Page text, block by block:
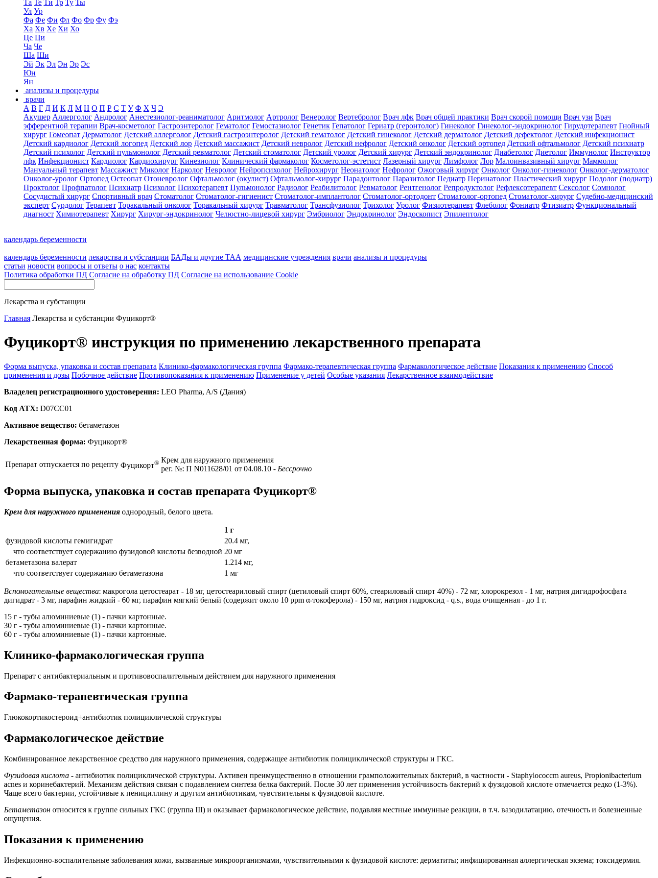
Та Те Ти Тр Ту Ты
Ул Ур
Фа Фе Фи Фл Фо Фр Фу Фэ
Ха Хв Хе Хи Хо
Це Ци
Ча Че
Ша Ши
Эй Эк Эл Эн Эр Эс
Юн
Ян
анализы и процедуры
врачи
А В Г Д И К Л М Н О П Р С Т У Ф Х Ч Э
Акушер Аллерголог Андролог Анестезиолог-реаниматолог Аритмолог Артролог Венеролог Вертебролог Врач лфк Врач общей практики Врач скорой помощи Врач узи Врач
эфферентной терапии Врач-косметолог Гастроэнтеролог Гематолог Гемостазиолог Генетик Гепатолог Гериатр (геронтолог) Гинеколог Гинеколог-эндокринолог Гирудотерапевт Гнойный
хирург Гомеопат Дерматолог Детский аллерголог Детский гастроэнтеролог Детский гематолог Детский гинеколог Детский дерматолог Детский дефектолог Детский инфекционист
Детский кардиолог Детский логопед Детский лор Детский массажист Детский невролог Детский нефролог Детский онколог Детский ортопед Детский офтальмолог Детский психиатр
Детский психолог Детский пульмонолог Детский ревматолог Детский стоматолог Детский уролог Детский хирург Детский эндокринолог Диабетолог Диетолог Иммунолог Инструктор
лфк Инфекционист Кардиолог Кардиохирург Кинезиолог Клинический фармаколог Косметолог-эстетист Лазерный хирург Лимфолог Лор Малоинвазивный хирург Маммолог
Мануальный терапевт Массажист Миколог Нарколог Невролог Нейропсихолог Нейрохирург Неонатолог Нефролог Ожоговый хирург Онколог Онколог-гинеколог Онколог-дерматолог
Онколог-уролог Ортопед Остеопат Отоневролог Офтальмолог (окулист) Офтальмолог-хирург Парадонтолог Паразитолог Педиатр Перинатолог Пластический хирург Подолог (подиатр)
Проктолог Профпатолог Психиатр Психолог Психотерапевт Пульмонолог Радиолог Реабилитолог Ревматолог Рентгенолог Репродуктолог Рефлексотерапевт Сексолог Сомнолог
Сосудистый хирург Спортивный врач Стоматолог Стоматолог-гигиенист Стоматолог-имплантолог Стоматолог-ортодонт Стоматолог-ортопед Стоматолог-хирург Судебно-медицинский
эксперт Сурдолог Терапевт Торакальный онколог Торакальный хирург Травматолог Трансфузиолог Трихолог Уролог Физиотерапевт Флеболог Фониатр Фтизиатр Функциональный
диагност Химиотерапевт Хирург Хирург-эндокринолог Челюстно-лицевой хирург Эмбриолог Эндокринолог Эндоскопист Эпилептолог
календарь беременности
календарь беременности лекарства и субстанции БАДы и другие ТАА медицинские учреждения врачи анализы и процедуры
статьи новости вопросы и ответы о нас контакты
Политика обработки ПД Согласие на обработку ПД Согласие на использование Cookie
Лекарства и субстанции
Главная Лекарства и субстанции Фуцикорт®
Фуцикорт® инструкция по применению лекарственного препарата
Форма выпуска, упаковка и состав препарата Клинико-фармакологическая группа Фармако-терапевтическая группа Фармакологическое действие Показания к применению Способ
применения и дозы Побочное действие Противопоказания к применению Применение у детей Особые указания Лекарственное взаимодействие
Владелец регистрационного удостоверения: LEO Pharma, A/S (Дания)
Код ATX: D07CC01
Активное вещество: бетаметазон
Лекарственная форма: Фуцикорт®
Препарат отпускается по рецепту Фуцикорт® Крем для наружного применения
рег. №: П N011628/01 от 04.08.10 - Бессрочно
Форма выпуска, упаковка и состав препарата Фуцикорт®
Крем для наружного применения однородный, белого цвета.
1 г
фузидовой кислоты гемигидрат
20.4 мг,
что соответствует содержанию фузидовой кислоты безводной 20 мг
бетаметазона валерат
1.214 мг,
что соответствует содержанию бетаметазона
1 мг
Вспомогательные вещества: макрогола цетостеарат - 18 мг, цетостеариловый спирт (цетиловый спирт 60%, стеариловый спирт 40%) - 72 мг, хлорокрезол - 1 мг, натрия дигидрофосфата
дигидрат - 3 мг, парафин жидкий - 60 мг, парафин мягкий белый (содержит около 10 ppm α-токоферола) - 150 мг, натрия гидроксид - q.s., вода очищенная - до 1 г.
15 г - тубы алюминиевые (1) - пачки картонные.
30 г - тубы алюминиевые (1) - пачки картонные.
60 г - тубы алюминиевые (1) - пачки картонные.
Клинико-фармакологическая группа
Препарат с антибактериальным и противовоспалительным действием для наружного применения
Фармако-терапевтическая группа
Глюкокортикостероид+антибиотик полициклической структуры
Фармакологическое действие
Комбинированное лекарственное средство для наружного применения, содержащее антибиотик полициклической структуры и ГКС.
Фузидовая кислота - антибиотик полициклической структуры. Активен преимущественно в отношении грамположительных бактерий, в частности - Staphylococcm aureus, Propionibacterium
acnes и коринебактерий. Механизм действия связан с подавлением синтеза белка бактерий. После 30 лет применения устойчивость бактерий к фузидовой кислоте отмечается редко (1-3%).
Чаще всего бактерии, устойчивые к пенициллину и другим антибиотикам, чувствительны к фузидовой кислоте.
Бетаметазон относится к группе сильных ГКС (группа III) и оказывает фармакологическое действие, подавляя местные иммунные реакции, в т.ч. вазодилатацию, отечность и болезненные
ощущения.
Показания к применению
Инфекционно-воспалительные заболевания кожи, вызванные микроорганизмами, чувствительными к фузидовой кислоте: дерматиты; инфицированная аллергическая экзема; токсидермия.